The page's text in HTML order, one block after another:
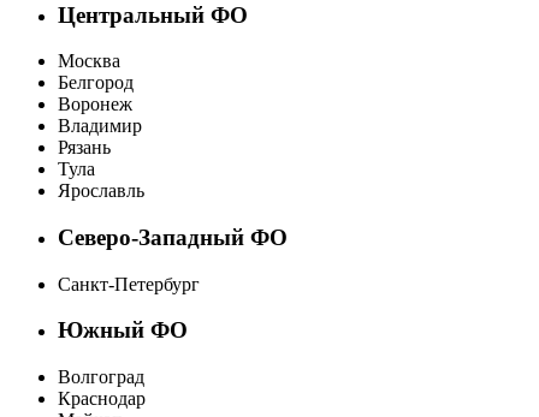
Центральный ФО
Москва
Белгород
Воронеж
Владимир
Рязань
Тула
Ярославль
Северо-Западный ФО
Санкт-Петербург
Южный ФО
Волгоград
Краснодар